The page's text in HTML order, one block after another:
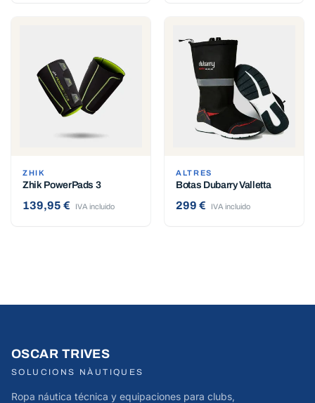
ZHIK
Zhik PowerPads 3
139,95 € IVA incluido
ALTRES
Botas Dubarry Valletta
299 € IVA incluido
OSCAR TRIVES
SOLUCIONS NÀUTIQUES
Ropa náutica técnica y equipaciones para clubs,